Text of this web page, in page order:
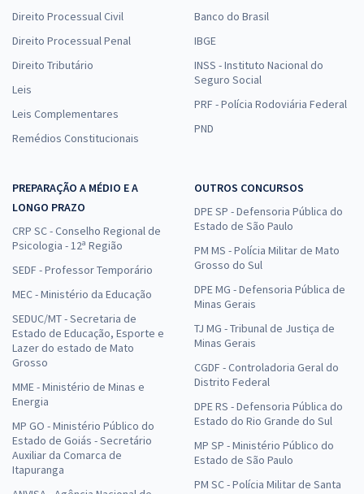
Direito Processual Civil
Direito Processual Penal
Direito Tributário
Leis
Leis Complementares
Remédios Constitucionais
Banco do Brasil
IBGE
INSS - Instituto Nacional do
Seguro Social
PRF - Polícia Rodoviária Federal
PND
PREPARAÇÃO A MÉDIO E A
LONGO PRAZO
CRP SC - Conselho Regional de
Psicologia - 12ª Região
SEDF - Professor Temporário
MEC - Ministério da Educação
SEDUC/MT - Secretaria de
Estado de Educação, Esporte e
Lazer do estado de Mato
Grosso
MME - Ministério de Minas e
Energia
MP GO - Ministério Público do
Estado de Goiás - Secretário
Auxiliar da Comarca de
Itapuranga
OUTROS CONCURSOS
DPE SP - Defensoria Pública do
Estado de São Paulo
PM MS - Polícia Militar de Mato
Grosso do Sul
DPE MG - Defensoria Pública de
Minas Gerais
TJ MG - Tribunal de Justiça de
Minas Gerais
CGDF - Controladoria Geral do
Distrito Federal
DPE RS - Defensoria Pública do
Estado do Rio Grande do Sul
MP SP - Ministério Público do
Estado de São Paulo
PM SC - Polícia Militar de Santa